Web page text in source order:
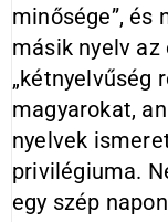
minősége”, és
másik nyelv
„kétnyelvűség
magyarokat,
nyelvek
privilégiuma.
egy szép